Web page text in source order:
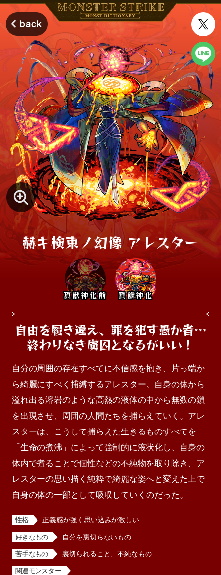
赫キ検束ノ幻像 アレスター
真獣神化前 真獣神化
自由を履き違え、罪を犯す愚か者…
終わりなき虜囚となるがいい！
自分の周囲の存在すべてに不信感を抱き、片っ端か
ら綺麗にすべく捕縛するアレスター。自身の体から
溢れ出る溶岩のような高熱の液体の中から無数の鎖
を出現させ、周囲の人間たちを捕らえていく。アレ
スターは、こうして捕らえた生きるものすべてを
「生命の煮沸」によって強制的に液状化し、自身の
体内で煮ることで個性などの不純物を取り除き、ア
レスターの思い描く純粋で綺麗な姿へと変えた上で
自身の体の一部として吸収していくのだった。
性格 正義感が強く思い込みが激しい
好きなもの 自分を裏切らないもの
苦手なもの 裏切られること、不純なもの
関連モンスター